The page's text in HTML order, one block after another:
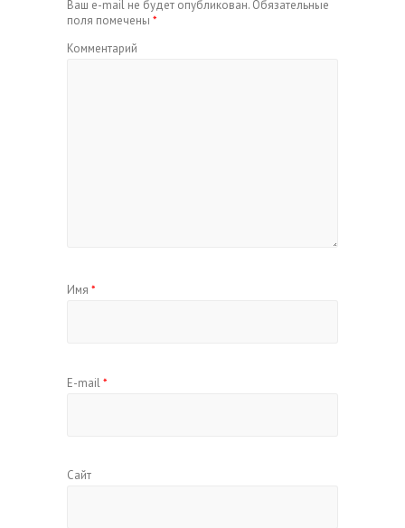
Ваш e-mail не будет опубликован. Обязательные
поля помечены *
Комментарий
Имя *
E-mail*
Сайт